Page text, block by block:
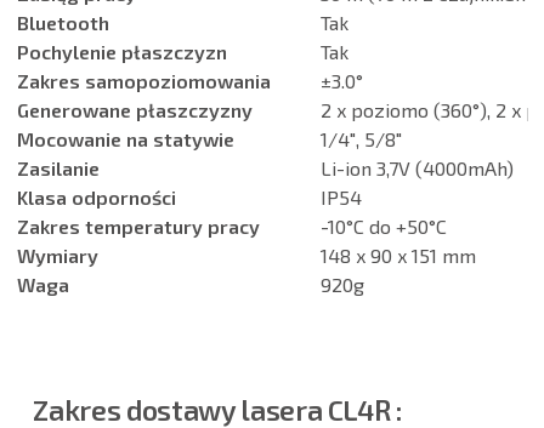
Bluetooth
Tak
Pochylenie płaszczyzn
Tak
Zakres samopoziomowania
±3.0°
Generowane płaszczyzny
2 x poziomo (360°), 2 x
Mocowanie na statywie
1/4″, 5/8″
Zasilanie
Li-ion 3,7V (4000mAh)
Klasa odporności
IP54
Zakres temperatury pracy
-10°C do +50°C
Wymiary
148 x 90 x 151 mm
Waga
920g
Zakres dostawy lasera CL4R :